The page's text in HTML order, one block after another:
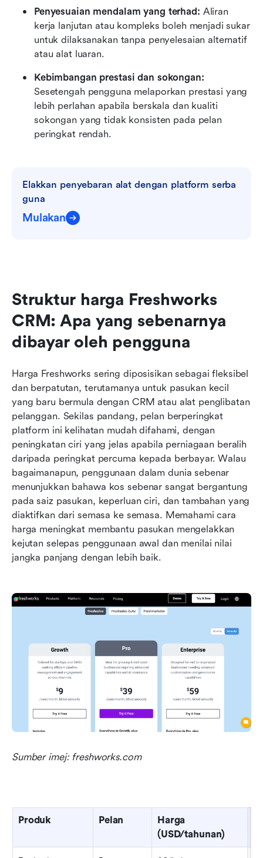
Penyesuaian mendalam yang terhad: Aliran
kerja lanjutan atau kompleks boleh menjadi sukar
untuk dilaksanakan tanpa penyelesaian alternatif
atau alat luaran.
Kebimbangan prestasi dan sokongan:
Sesetengah pengguna melaporkan prestasi yang
lebih perlahan apabila berskala dan kualiti
sokongan yang tidak konsisten pada pelan
peringkat rendah.
Elakkan penyebaran alat dengan platform serba
guna
Mulakan
Struktur harga Freshworks
CRM: Apa yang sebenarnya
dibayar oleh pengguna
Harga Freshworks sering diposisikan sebagai fleksibel
dan berpatutan, terutamanya untuk pasukan kecil
yang baru bermula dengan CRM atau alat penglibatan
pelanggan. Sekilas pandang, pelan berperingkat
platform ini kelihatan mudah difahami, dengan
peningkatan ciri yang jelas apabila perniagaan beralih
daripada peringkat percuma kepada berbayar. Walau
bagaimanapun, penggunaan dalam dunia sebenar
menunjukkan bahawa kos sebenar sangat bergantung
pada saiz pasukan, keperluan ciri, dan tambahan yang
diaktifkan dari semasa ke semasa. Memahami cara
harga meningkat membantu pasukan mengelakkan
kejutan selepas penggunaan awal dan menilai nilai
jangka panjang dengan lebih baik.
Sumber imej: freshworks.com
Produk Pelan
Harga
(USD/tahunan)